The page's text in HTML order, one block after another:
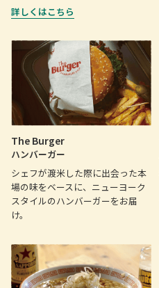
詳しくはこちら
The Burger
ハンバーガー
シェフが渡米した際に出会った本
場の味をベースに、ニューヨーク
スタイルのハンバーガーをお届
け。